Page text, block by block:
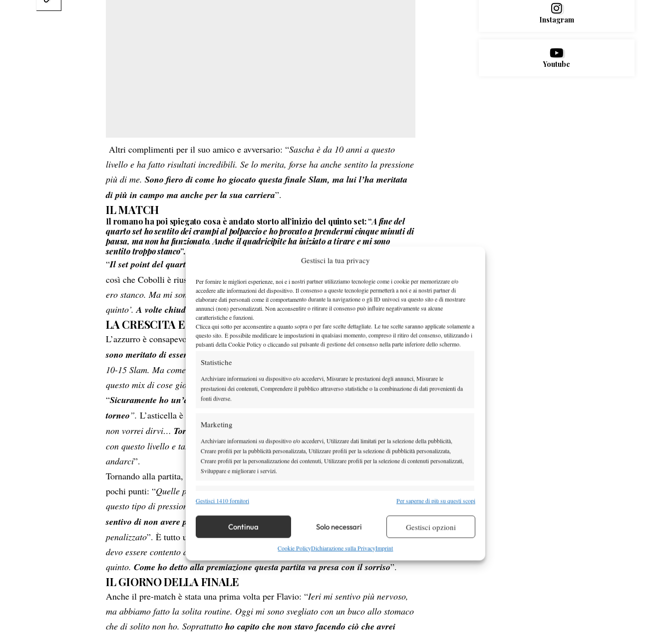
Gestisci la tua privacy
Per fornire le migliori esperienze, noi e i nostri partner utilizziamo tecnologie come i cookie per memorizzare e/o
accedere alle informazioni del dispositivo. Il consenso a queste tecnologie permetterà a noi e ai nostri partner di
elaborare dati personali come il comportamento durante la navigazione o gli ID univoci su questo sito e di mostrare
annunci (non) personalizzati. Non acconsentire o ritirare il consenso può influire negativamente su alcune
caratteristiche e funzioni.
Clicca qui sotto per acconsentire a quanto sopra o per fare scelte dettagliate. Le tue scelte saranno applicate solamente a
questo sito. È possibile modificare le impostazioni in qualsiasi momento, compreso il ritiro del consenso, utilizzando i
pulsanti della Cookie Policy o cliccando sul pulsante di gestione del consenso nella parte inferiore dello schermo.
Statistiche
Archiviare informazioni su dispositivo e/o accedervi, Misurare le prestazioni degli annunci, Misurare le
prestazioni dei contenuti, Comprendere il pubblico attraverso statistiche o la combinazione di dati provenienti da
fonti diverse.
Marketing
Archiviare informazioni su dispositivo e/o accedervi, Utilizzare dati limitati per la selezione della pubblicità,
Creare profili per la pubblicità personalizzata, Utilizzare profili per la selezione di pubblicità personalizzata,
Creare profili per la personalizzazione dei contenuti, Utilizzare profili per la selezione di contenuti personalizzati,
Sviluppare e migliorare i servizi.
Funzionalità
Identificare i dispositivi in base alle informazioni trasmesse automaticamente.
Garantire la sicurezza, prevenire e rilevare frodi, correggere errori,
Erogare e presentare pubblicità e contenuto, Salvare e comunicare le
scelte sulla privacy.
Sempre attivo
Gestisci 1410 fornitori Per saperne di più su questi scopi
Continua Solo necessari Gestisci opzioni
Cookie PolicyDichiarazione sulla PrivacyImprint
Altri complimenti per il suo amico e avversario: “Saschaè da 10 anni a questo
livello e ha fatto risultati incredibili. Se lo merita, forse ha anche sentito la pressione
più di me.Sono fiero di come ho giocato questa finale Slam, ma lui l’ha meritata
di più in campo ma anche per la sua carriera”.
IL MATCH
Il romano ha poi spiegato cosa è andato storto all’inizio del quinto set: “A fine del
quarto set ho sentito dei crampi al polpaccio e ho provato a prendermi cinque minuti di
pausa, ma non ha funzionato. Anche il quadricipite ha iniziato a tirare e mi sono
sentito troppostanco”.
“Il set point del quarto set? Ho chiuso i miei occhi e ho tirato il dritto”. È anche
così che Cobolli è riuscito a tirare fuori le ultime energie che aveva: “Nel tie-break
ero stanco. Ma mi sono detto ‘vai, prova a vincere il set e vediamo cosa succede nel
quinto’.A volte chiudere gli occhi aiuta”.
LA CRESCITA E I NUOVI OBIETTIVI
L’azzurro è consapevole di quello che ha fatto, e non si pone limiti per il futuro: “Mi
sono meritato di essere qui questa settimana
10-15 Slam. Ma come ho detto sono giovane quindi devo lavorare e magari con
questo mix di cose giocherò un’altra”.
“Sicuramente ho un’autostima e una consapevolezza diversa rispetto a inizio
torneo”.L’asticella è dunque da tenere alta:
non vorrei dirvi… Torino è l’obiettivo dall
con questo livello e tanto lavoro dietro le quinte sono sicuro che riuscirò ad
andarci”.
Tornando alla partita, Cobolli dimostra lucidità nella analisi di una partita girata su
pochi punti: “Quelle palle break avrebbero cambiato molto, ma non sono abituato a
questo tipo di pressione.Sentivo di essere vicino, poi nel tie-break del quarto
sentivo di non avere più nulla da perdere
. Ho avuto un po ’ fretta e magari mi ha
penalizzato”. È tutto un margine di miglioramento: “
Da queste scelte si impara, e
devo essere contento di come ho reagito, ho avuto anche l’opportunità di riaprire il
quinto.Come ho detto alla premiazione questa partita va presa con il sorriso”.
IL GIORNO DELLA FINALE
Anche il pre-match è stata una prima volta per Flavio:“Ieri mi sentivo più nervoso,
ma abbiamo fatto la solita routine. Oggi mi sono svegliato con un buco allo stomaco
che di solito non ho. Soprattuttoho capito che non stavo facendo ciò che avrei
Instagram
Youtube